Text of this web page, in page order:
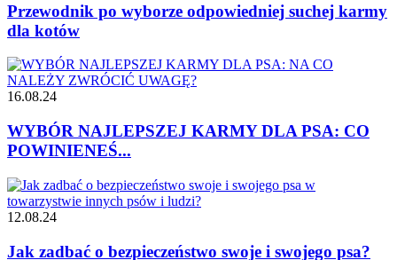
Przewodnik po wyborze odpowiedniej suchej karmy
dla kotów
16.08.24
WYBÓR NAJLEPSZEJ KARMY DLA PSA: CO
POWINIENEŚ...
12.08.24
Jak zadbać o bezpieczeństwo swoje i swojego psa?